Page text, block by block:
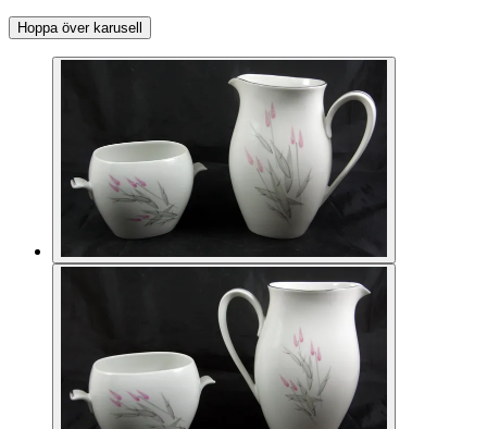
Hoppa över karusell